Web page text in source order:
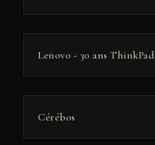
Lenovo - 30 ans ThinkPad
РЕКЛАМА
Cérébos